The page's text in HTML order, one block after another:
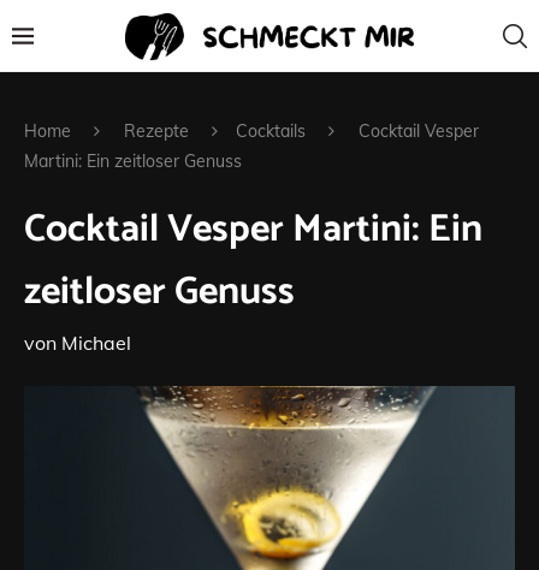
Home Rezepte Cocktails
Cocktail Vesper
Martini: Ein zeitloser Genuss
Cocktail Vesper Martini: Ein
zeitloser Genuss
von Michael